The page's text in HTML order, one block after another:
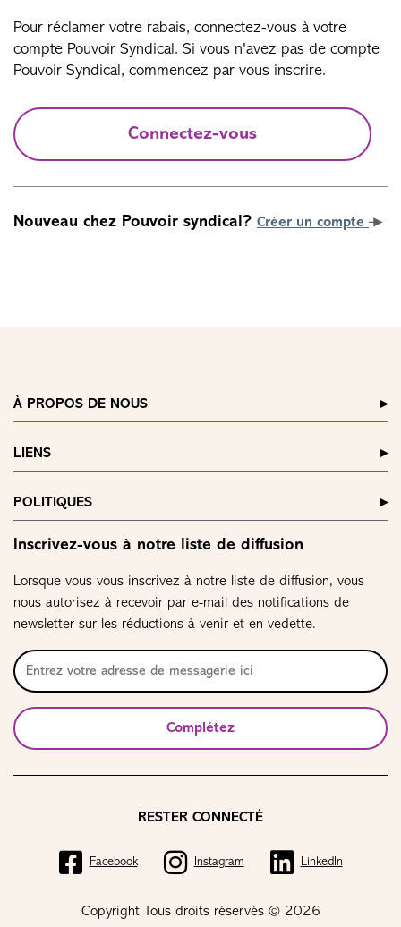
Pour réclamer votre rabais, connectez-vous à votre
compte Pouvoir Syndical. Si vous n'avez pas de compte
Pouvoir Syndical, commencez par vous inscrire.
Connectez-vous
Nouveau chez Pouvoir syndical? Créer un compte
À PROPOS DE NOUS
LIENS
POLITIQUES
Inscrivez-vous à notre liste de diffusion
Lorsque vous vous inscrivez à notre liste de diffusion, vous
nous autorisez à recevoir par e-mail des notifications de
newsletter sur les réductions à venir et en vedette.
Complétez
Copyright Tous droits réservés © 2026
RESTER CONNECTÉ
Facebook Instagram LinkedIn